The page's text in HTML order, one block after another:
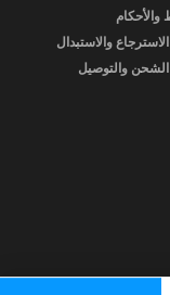
والأحكام
والاستبدال
والتوصيل